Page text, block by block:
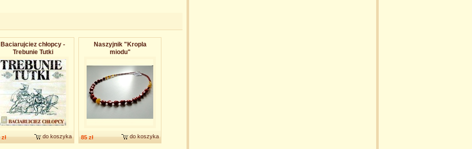
Baciarujciez chłopcy -
Trebunie Tutki
do koszyka
Naszyjnik "Kropla
miodu"
85 zł do koszyka